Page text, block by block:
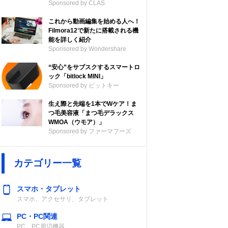
Sponsored by CLAS
これから動画編集を始める人へ！
Filmora12で新たに搭載される機
能を詳しく紹介
Sponsored by Wondershare
“安心”をサブスクするスマートロ
ック「bitlock MINI」
Sponsored by ビットキー
生え際と先端を1本でWケア！ま
つ毛美容液「まつ毛デラックス
WMOA（ウモア）」
Sponsored by ファーマフーズ
カテゴリー一覧
スマホ・タブレット
スマホ、アクセサリ、タブレット
PC・PC関連